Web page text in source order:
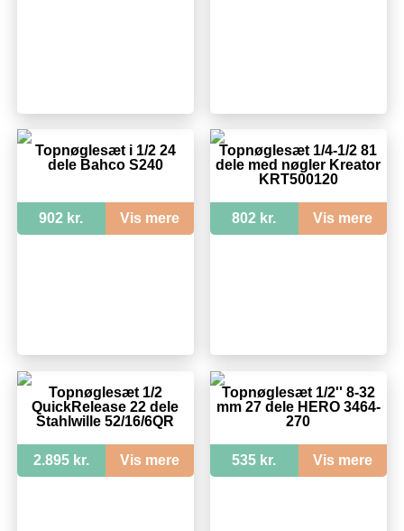
Topnøglesæt i 1/2 24
dele Bahco S240
902 kr. Vis mere
Topnøglesæt 1/4-1/2 81
dele med nøgler Kreator
KRT500120
802 kr. Vis mere
Topnøglesæt 1/2
QuickRelease 22 dele
Stahlwille 52/16/6QR
2.895 kr. Vis mere
Topnøglesæt 1/2'' 8-32
mm 27 dele HERO 3464-
270
535 kr. Vis mere